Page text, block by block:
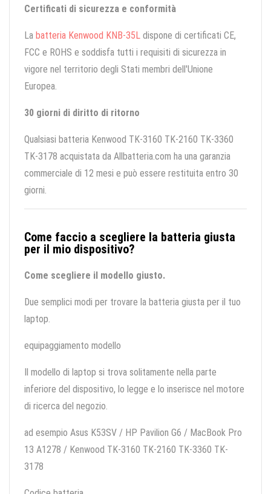
Certificati di sicurezza e conformità
La batteria Kenwood KNB-35L dispone di certificati CE,
FCC e ROHS e soddisfa tutti i requisiti di sicurezza in
vigore nel territorio degli Stati membri dell'Unione
Europea.
30 giorni di diritto di ritorno
Qualsiasi batteria Kenwood TK-3160 TK-2160 TK-3360
TK-3178 acquistata da Allbatteria.com ha una garanzia
commerciale di 12 mesi e può essere restituita entro 30
giorni.
Come faccio a scegliere la batteria giusta
per il mio dispositivo?
Come scegliere il modello giusto.
Due semplici modi per trovare la batteria giusta per il tuo
laptop.
equipaggiamento modello
Il modello di laptop si trova solitamente nella parte
inferiore del dispositivo, lo legge e lo inserisce nel motore
di ricerca del negozio.
ad esempio Asus K53SV / HP Pavilion G6 / MacBook Pro
13 A1278 / Kenwood TK-3160 TK-2160 TK-3360 TK-
3178